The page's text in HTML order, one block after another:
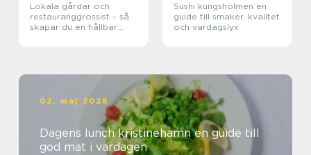
Lokala gårdar och
restauranggrossist – så
skapar du en hållbar
Sushi kungsholmen en
guide till smaker, kvalitet
och vardagslyx
02. maj 2026
Dagens lunch kristinehamn en guide till
god mat i vardagen